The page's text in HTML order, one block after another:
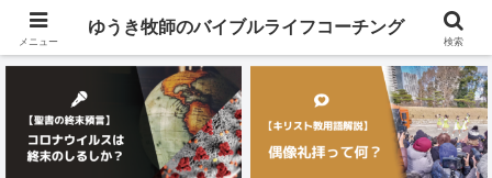
メニュー
メニュー
ゆうき牧師のバイブルライフコーチング
検索